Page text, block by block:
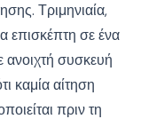
Τριμηνιαία,
επισκέπτη σε ένα
ανοιχτή συσκευή
καμία αίτηση
πριν τη